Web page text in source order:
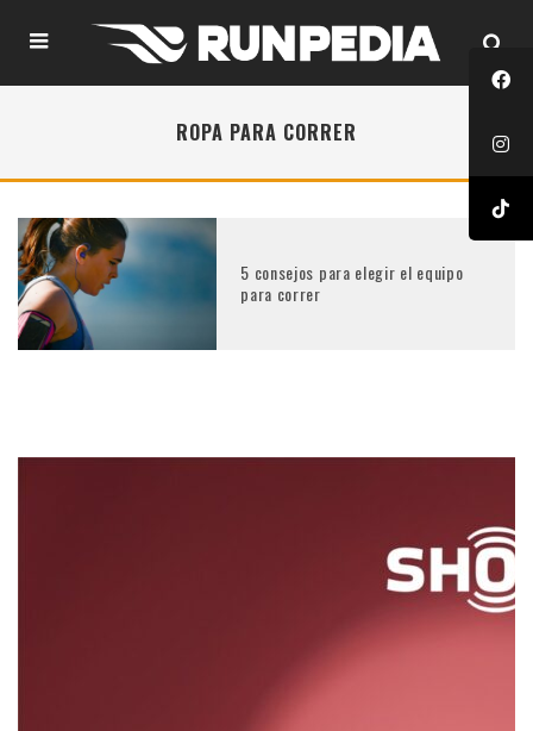
ROPA PARA CORRER
5 consejos para elegir el equipo
para correr